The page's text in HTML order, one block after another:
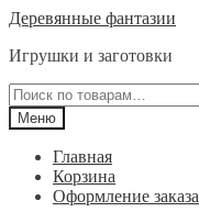
Перейти
навигации
Перейти
содержимому
Деревянные фантазии
Игрушки и заготовки
Искать:
Меню
Главная
Корзина
Оформление заказа